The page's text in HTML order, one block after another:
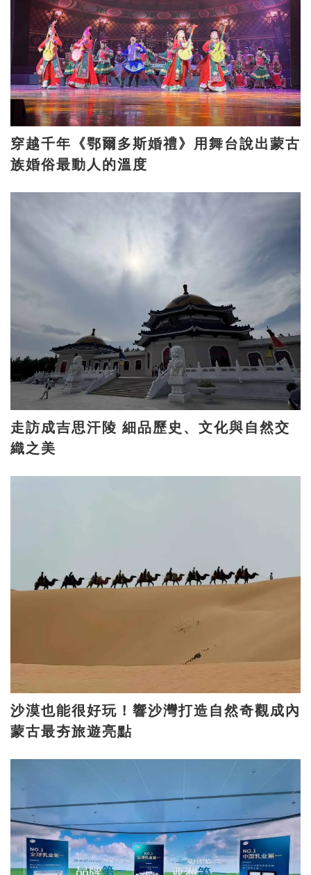
穿越千年《鄂爾多斯婚禮》用舞台說出蒙古
族婚俗最動人的溫度
走訪成吉思汗陵 細品歷史、文化與自然交
織之美
沙漠也能很好玩！響沙灣打造自然奇觀成內
蒙古最夯旅遊亮點